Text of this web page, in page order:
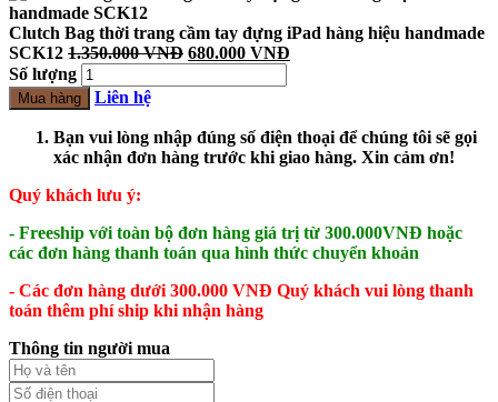
Clutch Bag thời trang cầm tay đựng iPad hàng hiệu handmade
SCK12 1.350.000VNĐ 680.000 VNĐ
Số lượng
Mua hàng Liên hệ
Bạn vui lòng nhập đúng số điện thoại để chúng tôi sẽ gọi
xác nhận đơn hàng trước khi giao hàng. Xin cảm ơn!
Quý khách lưu ý:
- Freeship với toàn bộ đơn hàng giá trị từ 300.000VNĐ hoặc
các đơn hàng thanh toán qua hình thức chuyển khoản
- Các đơn hàng dưới 300.000 VNĐ Quý khách vui lòng thanh
toán thêm phí ship khi nhận hàng
Thông tin người mua